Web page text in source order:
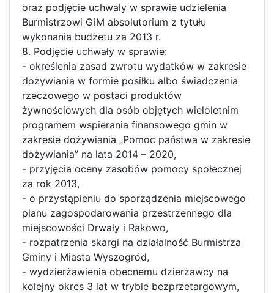
oraz podjęcie uchwały w sprawie udzielenia
Burmistrzowi GiM absolutorium z tytułu
wykonania budżetu za 2013 r.
8. Podjęcie uchwały w sprawie:
- określenia zasad zwrotu wydatków w zakresie
dożywiania w formie posiłku albo świadczenia
rzeczowego w postaci produktów
żywnościowych dla osób objętych wieloletnim
programem wspierania finansowego gmin w
zakresie dożywiania „Pomoc państwa w zakresie
dożywiania” na lata 2014 – 2020,
- przyjęcia oceny zasobów pomocy społecznej
za rok 2013,
- o przystąpieniu do sporządzenia miejscowego
planu zagospodarowania przestrzennego dla
miejscowości Drwały i Rakowo,
- rozpatrzenia skargi na działalność Burmistrza
Gminy i Miasta Wyszogród,
- wydzierżawienia obecnemu dzierżawcy na
kolejny okres 3 lat w trybie bezprzetargowym,